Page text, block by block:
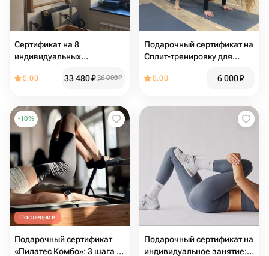
Сертификат на 8
индивидуальных
реформере в студии
5.00 33 480₽ 36 000₽
Подарочный сертификат на
Сплит-тренировку для
Растяжка, TRX и др
5.00 6 000₽
-10%
Последний
Подарочный сертификат
«Пилатес Комбо»: 3 шага к
Подарочный сертификат на
индивидуальное занятие: